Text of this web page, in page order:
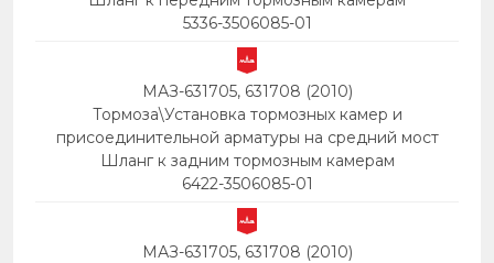
5336-3506085-01
МАЗ-631705, 631708 (2010)
Тормоза\Установка тормозных камер и
присоединительной арматуры на средний мост
Шланг к задним тормозным камерам
6422-3506085-01
МАЗ-631705, 631708 (2010)